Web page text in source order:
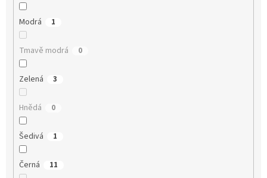
Modrá 1
Tmavě modrá 0
Zelená 3
Hnědá 0
Šedivá 1
Černá 11